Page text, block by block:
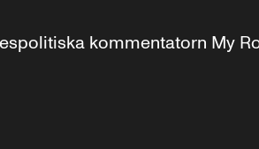
kommentatorn My